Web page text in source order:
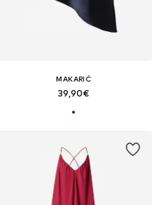
MAKARIĆ
39,90€